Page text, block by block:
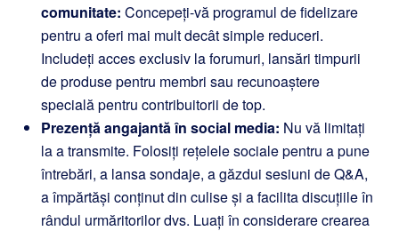
comunitate: Concepeți-vă programul de fidelizare
pentru a oferi mai mult decât simple reduceri.
Includeți acces exclusiv la forumuri, lansări timpurii
de produse pentru membri sau recunoaștere
specială pentru contribuitorii de top.
Prezență angajantă în social media: Nu vă limitați
la a transmite. Folosiți rețelele sociale pentru a pune
întrebări, a lansa sondaje, a găzdui sesiuni de Q&A,
a împărtăși conținut din culise și a facilita discuțiile în
rândul urmăritorilor dvs. Luați în considerare crearea